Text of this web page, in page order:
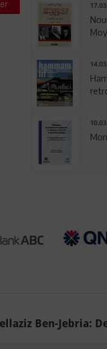
Ben-Jebria: